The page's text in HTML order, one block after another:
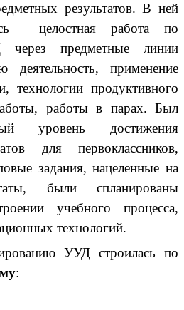
результатов. В ней
целостная работа по
предметные линии
деятельность, применение
технологии продуктивного
работы в парах. Был
уровень достижения
для первоклассников,
задания, нацеленные на
были спланированы
учебного процесса,
технологий.
УУД строилась по
: